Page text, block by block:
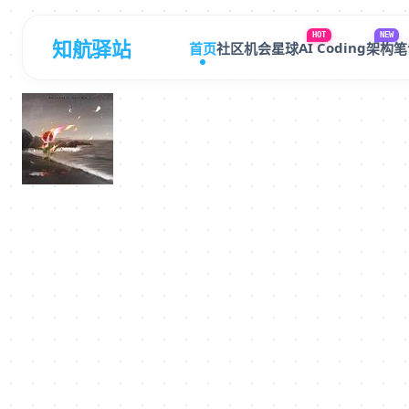
知航驿站 首页社区机会星球
HOT
AI Coding
NEW
架构